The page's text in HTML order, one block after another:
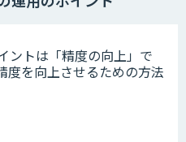
ントは「精度の向上」で
度を向上させるための方法